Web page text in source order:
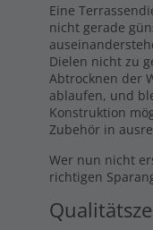
Eine
nicht gerade
Dielen nicht zu
Abtrocknen der
ablaufen, und
Konstruktion
Zubehör in
Wer nun nicht
richtigen